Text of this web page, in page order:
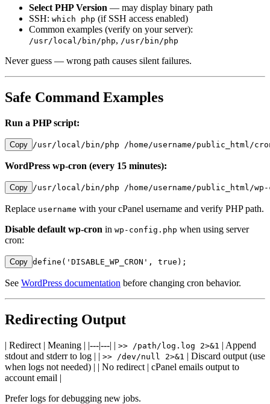
Select PHP Version — may display binary path
SSH: which php (if SSH access enabled)
Common examples (verify on your server):
/usr/local/bin/php, /usr/bin/php
Never guess — wrong path causes silent failures.
Safe Command Examples
Run a PHP script:
Copy /usr/local/bin/php /home/username/public_html/
WordPress wp-cron (every 15 minutes):
Copy /usr/local/bin/php /home/username/public_html/
Replace username with your cPanel username and verify PHP path.
Disable default wp-cron in wp-config.php when using server
cron:
Copy define('DISABLE_WP_CRON', true);
See WordPress documentation before changing cron behavior.
Redirecting Output
| Redirect | Meaning | |---|---| | >> /path/log.log 2>&1 | Append
stdout and stderr to log | | >> /dev/null 2>&1 | Discard output (use
when logs not needed) | | No redirect | cPanel emails output to
account email |
Prefer logs for debugging new jobs.